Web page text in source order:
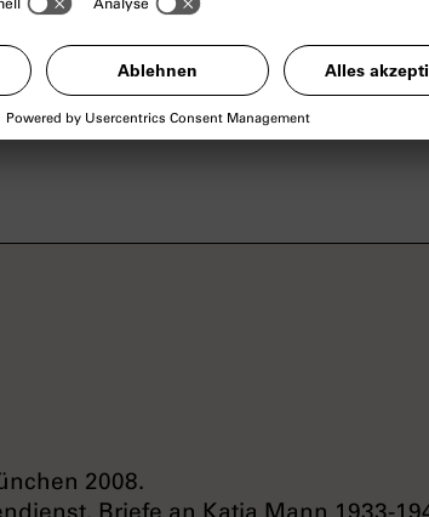
Katharina-von-Bora-Straße 10) und
für Kunstgeschichte
2008.